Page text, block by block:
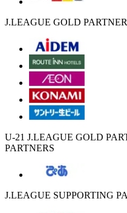
J.LEAGUE GOLD
U-21 J.LEAGUE GOLD
PARTNERS
J.LEAGUE SUPPORTING